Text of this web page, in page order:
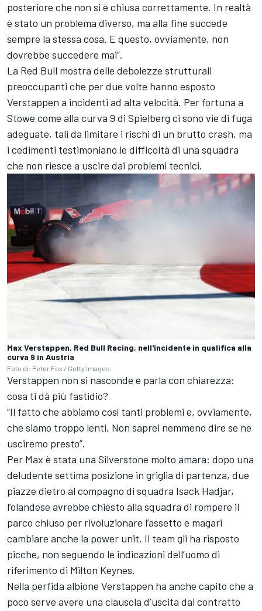
posteriore che non si è chiusa correttamente. In realtà
è stato un problema diverso, ma alla fine succede
sempre la stessa cosa. E questo, ovviamente, non
dovrebbe succedere mai”.
La Red Bull mostra delle debolezze strutturali
preoccupanti che per due volte hanno esposto
Verstappen a incidenti ad alta velocità. Per fortuna a
Stowe come alla curva 9 di Spielberg ci sono vie di fuga
adeguate, tali da limitare i rischi di un brutto crash, ma
i cedimenti testimoniano le difficoltà di una squadra
che non riesce a uscire dai problemi tecnici.
Max Verstappen, Red Bull Racing, nell'incidente in qualifica alla
curva 9 in Austria
Foto di: Peter Fox / Getty Images
Verstappen non si nasconde e parla con chiarezza:
cosa ti dà più fastidio?
“Il fatto che abbiamo così tanti problemi e, ovviamente,
che siamo troppo lenti. Non saprei nemmeno dire se ne
usciremo presto”.
Per Max è stata una Silverstone molto amara: dopo una
deludente settima posizione in griglia di partenza, due
piazze dietro al compagno di squadra Isack Hadjar,
l’olandese avrebbe chiesto alla squadra di rompere il
parco chiuso per rivoluzionare l’assetto e magari
cambiare anche la power unit. Il team gli ha risposto
picche, non seguendo le indicazioni dell’uomo di
riferimento di Milton Keynes.
Nella perfida albione Verstappen ha anche capito che a
poco serve avere una clausola d’uscita dal contratto